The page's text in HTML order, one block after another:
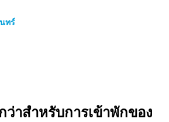
ทร์
าสำหรับการเข้าพักของ